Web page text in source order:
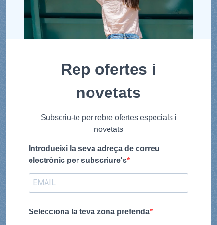
Rep ofertes i
novetats
Subscriu-te per rebre ofertes especials i
novetats
Introdueixi la seva adreça de correu
electrònic per subscriure's
Selecciona la teva zona preferida